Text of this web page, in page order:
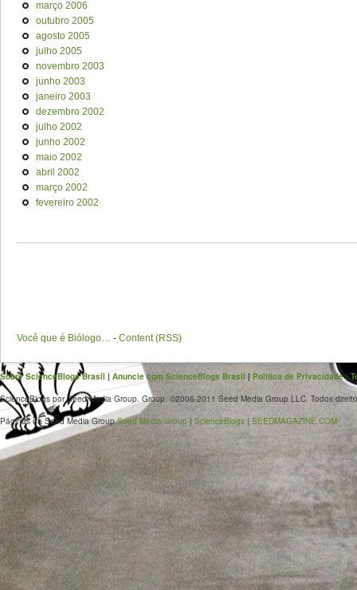
março 2006
outubro 2005
agosto 2005
julho 2005
novembro 2003
junho 2003
janeiro 2003
dezembro 2002
julho 2002
junho 2002
maio 2002
abril 2002
março 2002
fevereiro 2002
Você que é Biólogo… - Content (RSS)
Sobre ScienceBlogs Brasil | Anuncie com ScienceBlogs Brasil| Política de Privacidade|
ScienceBlogs por Seed Media Group. Group. ©2006-2011 Seed Media Group LLC. Todos
Páginas da Seed Media GroupSeed Media Group | ScienceBlogs| SEEDMAGAZINE.COM